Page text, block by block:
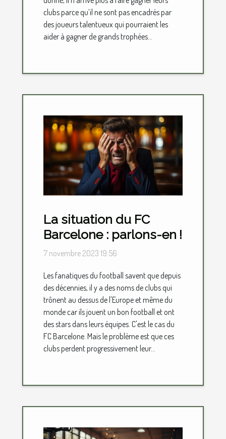
clubs parce qu’il ne sont pas encadrés par
des joueurs talentueux qui pourraient les
aider à gagner de grands trophées...
La situation du FC
Barcelone : parlons-en !
7 novembre 2023 19:56
Les fanatiques du football savent que depuis
des décennies, il y a des noms de clubs qui
trônent au dessus de l'Europe et même du
monde car ils jouent un bon football et ont
des stars dans leurs équipes. C'est le cas du
FC Barcelone. Mais le problème est que ces
clubs perdent progressivement leur...